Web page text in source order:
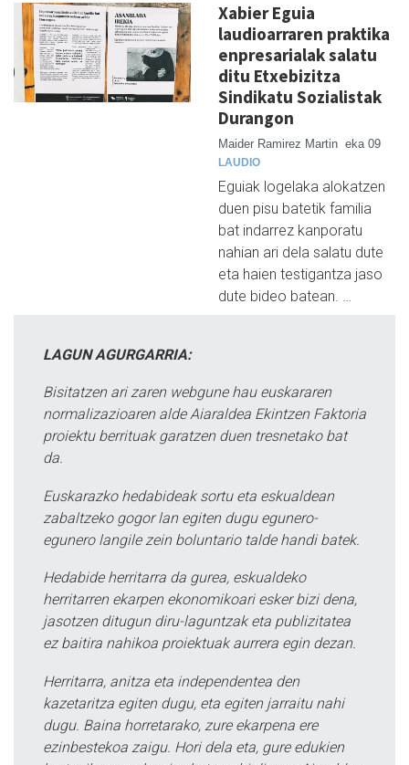
Xabier Eguia
laudioarraren praktika
enpresarialak salatu
ditu Etxebizitza
Sindikatu Sozialistak
Durangon
Maider Ramirez Martin eka 09
LAUDIO
Eguiak logelaka alokatzen
duen pisu batetik familia
bat indarrez kanporatu
nahian ari dela salatu dute
eta haien testigantza jaso
dute bideo batean. …
LAGUN AGURGARRIA:
Bisitatzen ari zaren webgune hau euskararen
normalizazioaren alde Aiaraldea Ekintzen Faktoria
proiektu berrituak garatzen duen tresnetako bat
da.
Euskarazko hedabideak sortu eta eskualdean
zabaltzeko gogor lan egiten dugu egunero-
egunero langile zein boluntario talde handi batek.
Hedabide herritarra da gurea, eskualdeko
herritarren ekarpen ekonomikoari esker bizi dena,
jasotzen ditugun diru-laguntzak eta publizitatea
ez baitira nahikoa proiektuak aurrera egin dezan.
Herritarra, anitza eta independentea den
kazetaritza egiten dugu, eta egiten jarraitu nahi
dugu. Baina horretarako, zure ekarpena ere
ezinbestekoa zaigu. Hori dela eta, gure edukien